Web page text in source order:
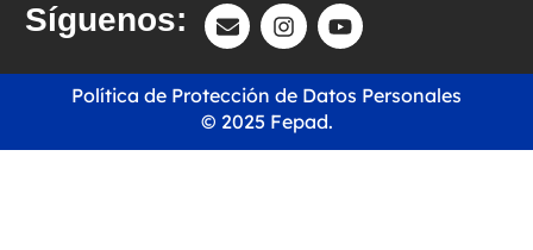
Síguenos:
© 2025 Fepad.
Política de Protección de Datos Personales